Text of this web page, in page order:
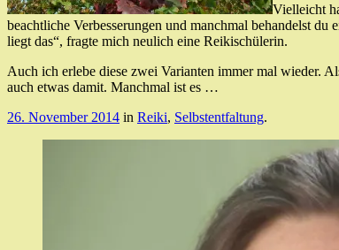
Vielleicht
beachtliche Verbesserungen und manchmal behandelst
liegt das“, fragte mich neulich eine Reikischülerin.
Auch ich erlebe diese zwei Varianten immer mal wieder.
auch etwas damit. Manchmal ist es …
26. November 2014 in Reiki, Selbstentfaltung.